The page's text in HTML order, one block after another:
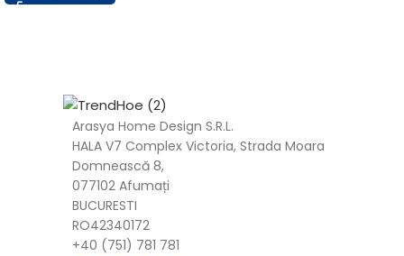
Arasya Home Design S.R.L.
HALA V7 Complex Victoria, Strada Moara
Domnească 8,
077102 Afumați
BUCURESTI
RO42340172
+40 (751) 781 781